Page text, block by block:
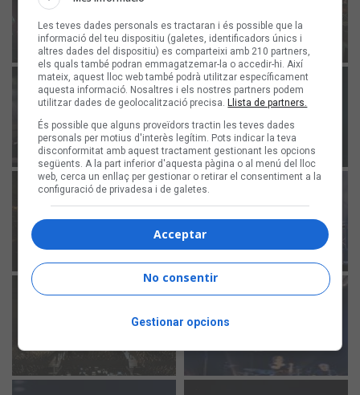
Les teves dades personals es tractaran i és possible que la
informació del teu dispositiu (galetes, identificadors únics i
altres dades del dispositiu) es comparteixi amb 210 partners,
els quals també podran emmagatzemar-la o accedir-hi. Així
mateix, aquest lloc web també podrà utilitzar específicament
aquesta informació. Nosaltres i els nostres partners podem
utilitzar dades de geolocalització precisa. Llista de partners.
És possible que alguns proveïdors tractin les teves dades
personals per motius d'interès legítim. Pots indicar la teva
disconformitat amb aquest tractament gestionant les opcions
següents. A la part inferior d'aquesta pàgina o al menú del lloc
web, cerca un enllaç per gestionar o retirar el consentiment a la
configuració de privadesa i de galetes.
Acceptar
No consentir
Gestionar opcions